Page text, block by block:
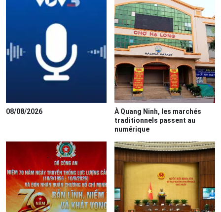
08/08/2026
À Quang Ninh, les marchés
traditionnels passent au
numérique